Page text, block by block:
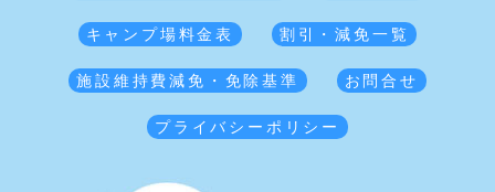
キャンプ場料金表 割引・減免一覧
施設維持費減免・免除基準 お問合せ
プライバシーポリシー